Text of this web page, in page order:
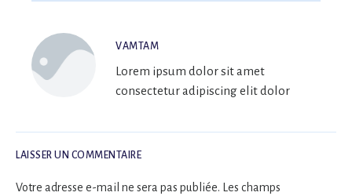
VAMTAM
Lorem ipsum dolor sit amet
consectetur adipiscing elit dolor
LAISSER UN COMMENTAIRE
Votre adresse e-mail ne sera pas publiée. Les champs